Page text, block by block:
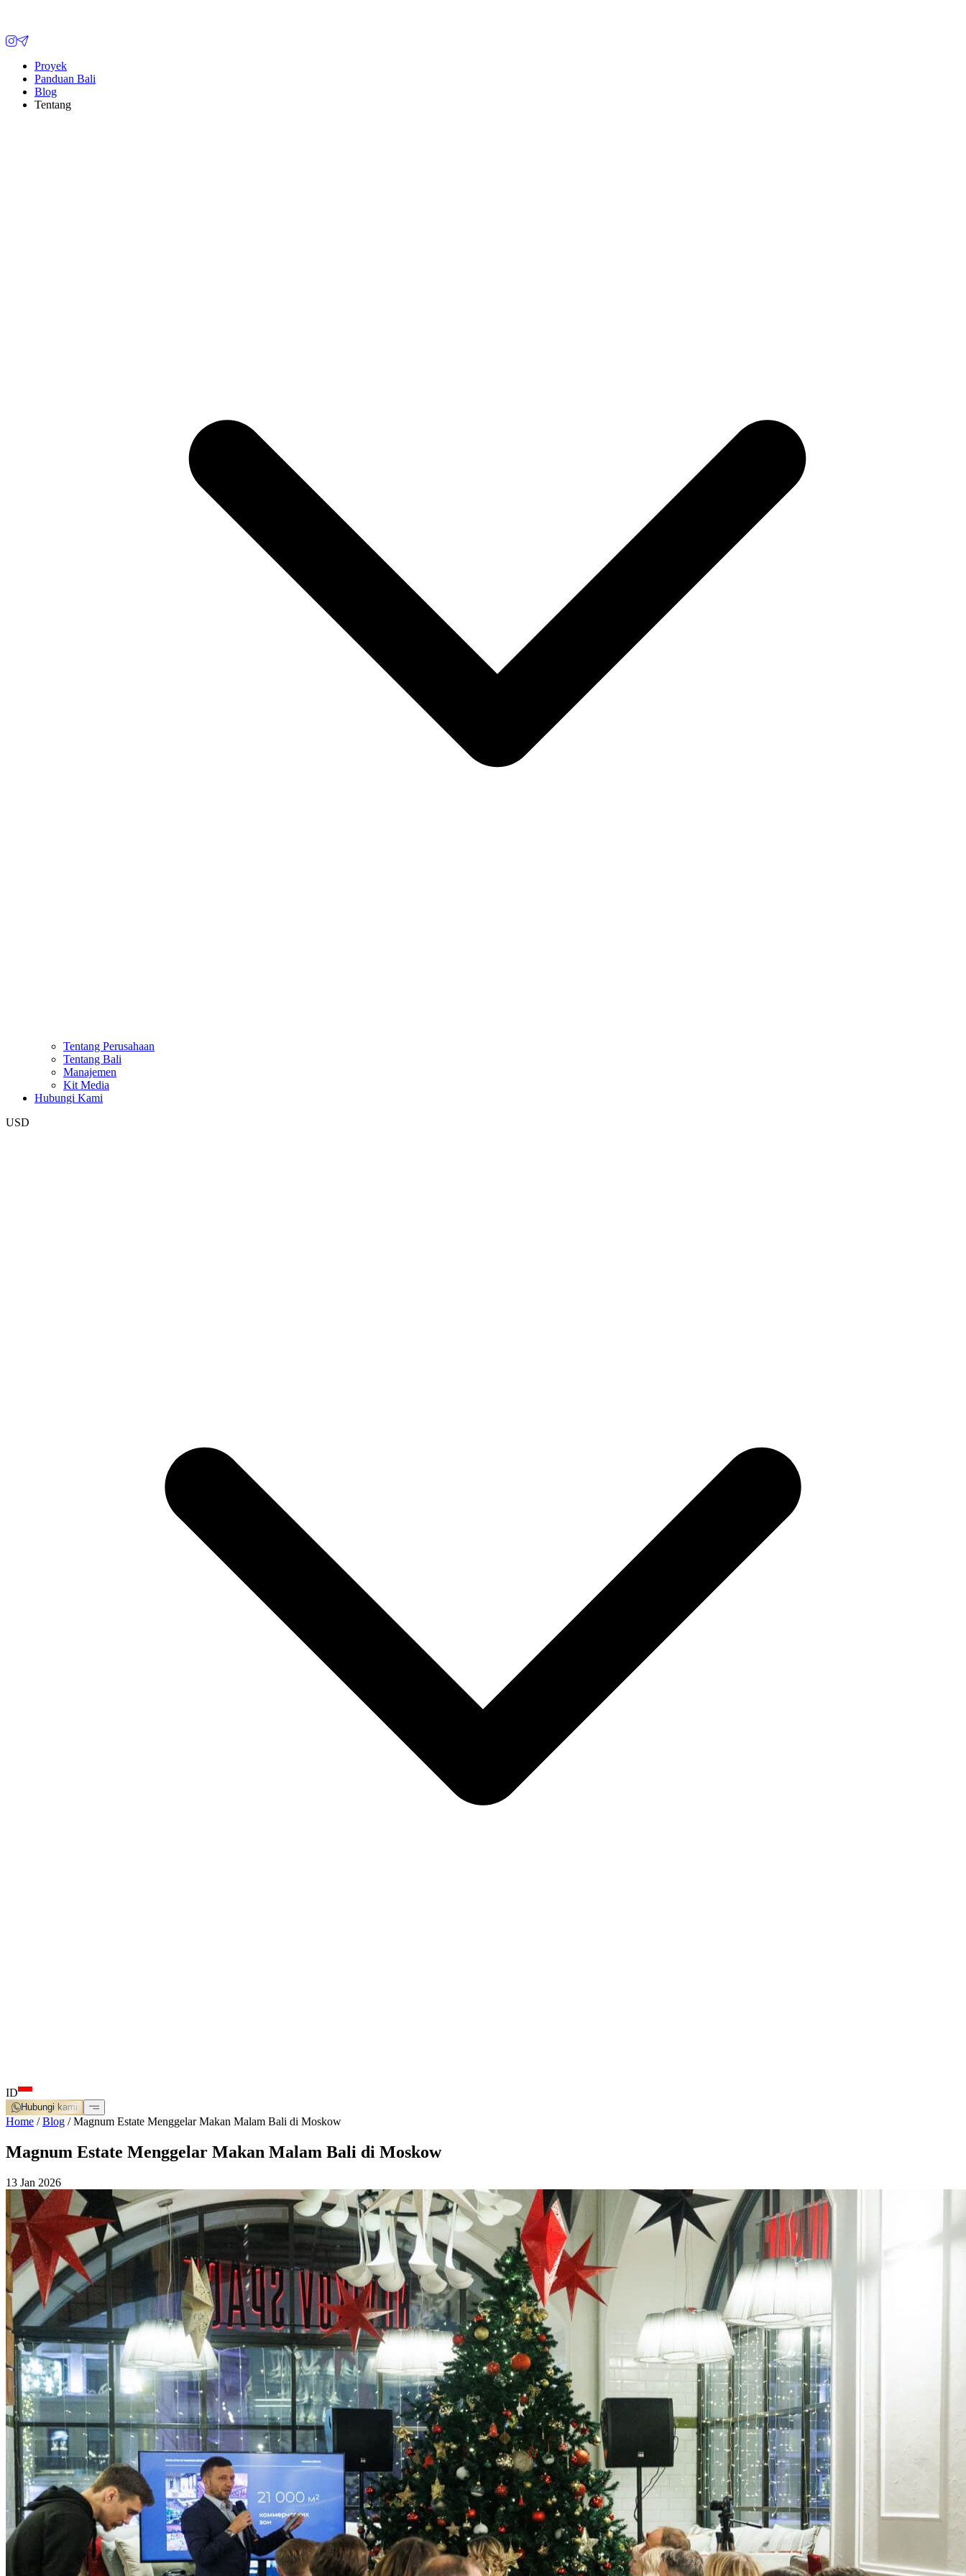
Proyek
Panduan Bali
Blog
Tentang
Tentang Perusahaan
Tentang Bali
Manajemen
Kit Media
Hubungi Kami
USD
ID
Hubungi kami
Home /Blog /Magnum Estate Menggelar Makan Malam Bali di Moskow
Magnum Estate Menggelar Makan Malam Bali di Moskow
13 Jan 2026